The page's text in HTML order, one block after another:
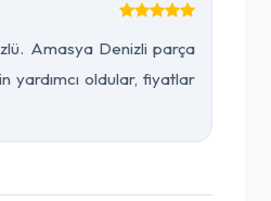
Amasya Denizli parça
yardımcı oldular, fiyatlar